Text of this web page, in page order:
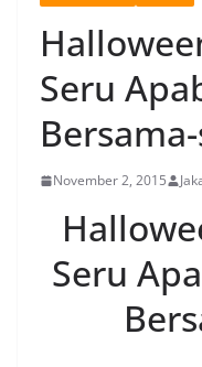
Seru
November 2, 2015
Seru